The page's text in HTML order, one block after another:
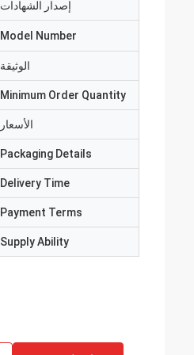
إصدار الشهادات
Model Number
الوثيقة
Minimum Order Quantity
الأسعار
Packaging Details
Delivery Time
Payment Terms
Supply Ability